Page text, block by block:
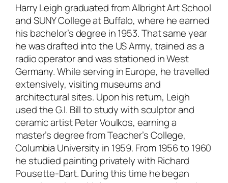
Harry Leigh graduated fromAlbright Art School
andSUNY Collegeat Buffalo, where he earned
his bachelor’s degree in 1953. That same year
he was drafted into the US Army, trained as a
radio operator and was stationed in West
Germany. While serving in Europe, he travelled
extensively, visiting museums and
architectural sites. Upon his return, Leigh
used the G.I. Bill to study with sculptor and
ceramic artist Peter Voulkos, earning a
master’s degree fromTeacher’s College,
Columbia University in 1959. From 1956 to 1960
he studied painting privately with Richard
Pousette-Dart. During this time he began